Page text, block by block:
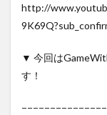
http://
▼ 今回は
す！